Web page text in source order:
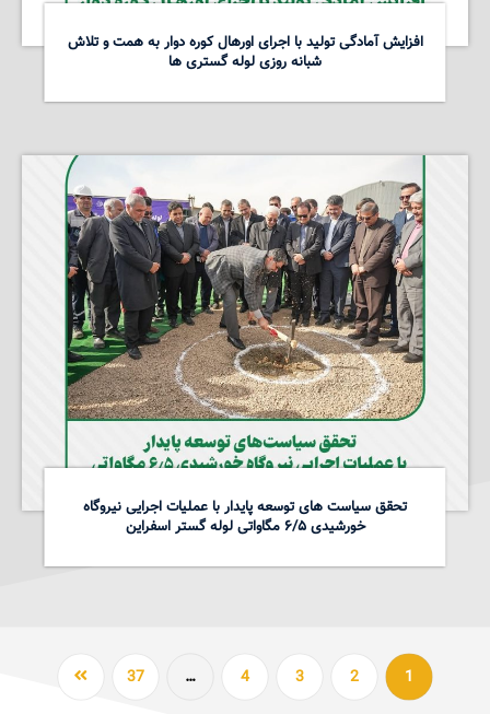
افزایش آمادگی تولید با اجرای اورهال کوره دوار به همت و تلاش
شبانه روزی لوله گستری ها
تحقق سیاست های توسعه پایدار با عملیات اجرایی نیروگاه
خورشیدی ۶/۵ مگاواتی لوله گستر اسفراین
1
2
3
4
…
37